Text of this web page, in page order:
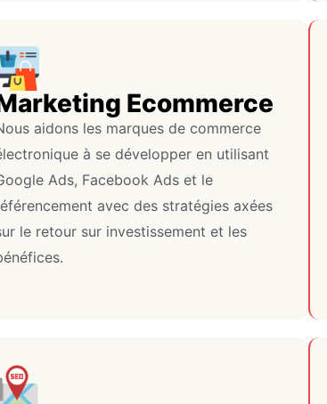
Ecommerce
aidons les marques de commerce
à se développer en utilisant
Ads, Facebook Ads et le
avec des stratégies axées
le retour sur investissement et les